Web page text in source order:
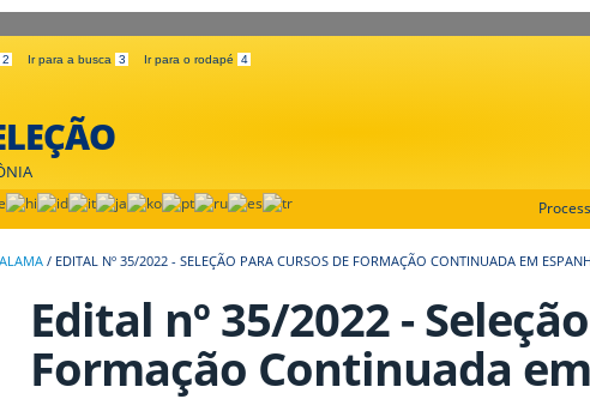
2 Ir para a busca 3 Ir para o rodapé 4
/ EDITAL Nº 35/2022 - SELEÇÃO PARA CURSOS DE FORMAÇÃO CONTINUADA EM
Edital nº 35/2022 -
Formação Continuada